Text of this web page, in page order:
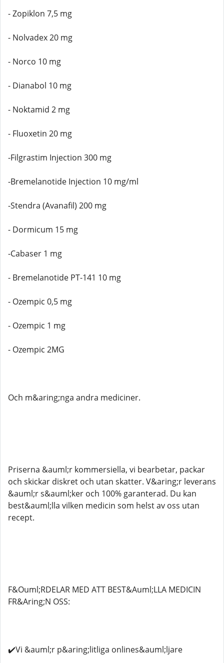
- Zopiklon 7,5 mg
- Nolvadex 20 mg
- Norco 10 mg
- Dianabol 10 mg
- Noktamid 2 mg
- Fluoxetin 20 mg
-Filgrastim Injection 300 mg
-Bremelanotide Injection 10 mg/ml
-Stendra (Avanafil) 200 mg
- Dormicum 15 mg
-Cabaser 1 mg
- Bremelanotide PT-141 10 mg
- Ozempic 0,5 mg
- Ozempic 1 mg
- Ozempic 2MG
Och m&aring;nga andra mediciner.
Priserna &auml;r kommersiella, vi bearbetar, packar
och skickar diskret och utan skatter. V&aring;r leverans
&auml;r s&auml;ker och 100% garanterad. Du kan
best&auml;lla vilken medicin som helst av oss utan
recept.
F&Ouml;RDELAR MED ATT BEST&Auml;LLA MEDICIN
FR&Aring;N OSS:
✔️Vi &auml;r p&aring;litliga onlines&auml;ljare